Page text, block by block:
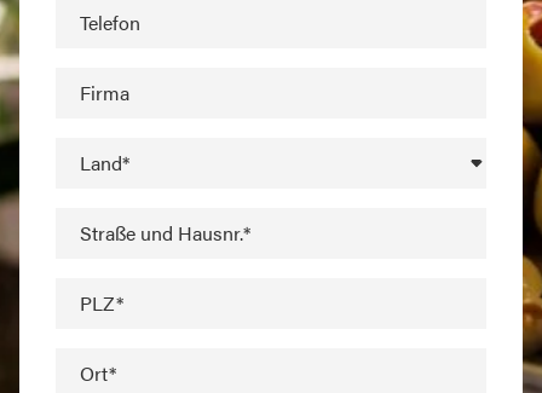
Telefon
Firma
Land*
Straße und Hausnr.*
PLZ*
Ort*